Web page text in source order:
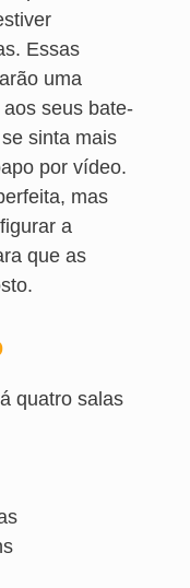
Essas
uma
seus bate-
sinta mais
por vídeo.
mas
a
que as
quatro salas